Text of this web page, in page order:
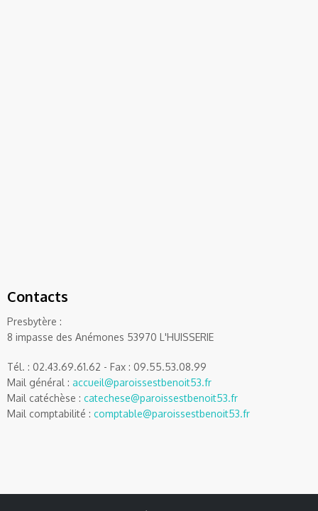
Contacts
Presbytère :
8 impasse des Anémones 53970 L'HUISSERIE
Tél. : 02.43.69.61.62 - Fax : 09.55.53.08.99
Mail général : accueil@paroissestbenoit53.fr
Mail catéchèse : catechese@paroissestbenoit53.fr
Mail comptabilité : comptable@paroissestbenoit53.fr